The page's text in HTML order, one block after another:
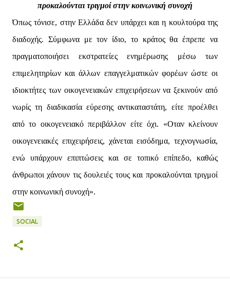
προκαλούνται τριγμοί στην κοινωνική συνοχή
Όπως τόνισε, στην Ελλάδα δεν υπάρχει και η κουλτούρα της
διαδοχής. Σύμφωνα με τον ίδιο, το κράτος θα έπρεπε να
πραγματοποιήσει εκστρατείες ενημέρωσης μέσω των
επιμελητηρίων και άλλων επαγγελματικών φορέων ώστε οι
ιδιοκτήτες των οικογενειακών επιχειρήσεων να ξεκινούν από
νωρίς τη διαδικασία εύρεσης αντικαταστάτη, είτε προέλθει
από το οικογενειακό περιβάλλον είτε όχι. «Οταν κλείνουν
οικογενειακές επιχειρήσεις, χάνεται εισόδημα, τεχνογνωσία,
ενώ υπάρχουν επιπτώσεις και σε τοπικό επίπεδο, καθώς
άνθρωποι χάνουν τις δουλειές τους και προκαλούνται τριγμοί
στην κοινωνική συνοχή».
SOCIAL